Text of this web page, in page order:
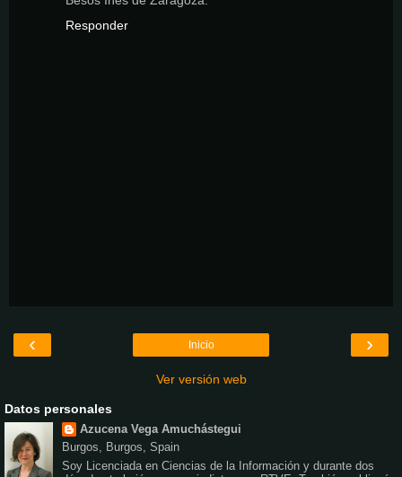
Responder
‹ ›
Inicio
Ver versión web
Datos personales
Azucena Vega Amuchástegui
Burgos, Burgos, Spain
Soy Licenciada en Ciencias de la Información y durante dos